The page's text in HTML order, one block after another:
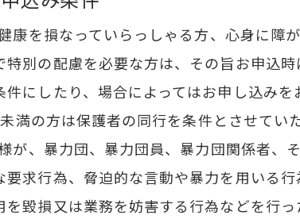
康を損なっていらっしゃる方、心身に障
特別の配慮を必要な方は、その旨お申込
件にしたり、場合によってはお申し込みを
満の方は保護者の同行を条件とさせていた
が、暴力団、暴力団員、暴力団関係者、
要求行為、脅迫的な言動や暴力を用いる
を毀損又は業務を妨害する行為などを行